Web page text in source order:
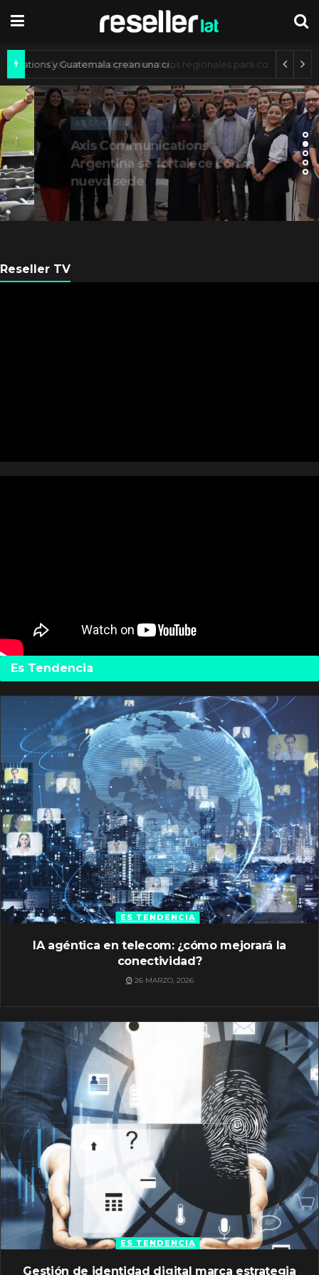
Axis Communications y Guatemala crean una ciudad inteligente
ARGENTINA
Axis Communications
Argentina se fortalece con
nueva sede
Reseller TV
Es Tendencia
ES TENDENCIA
IA agéntica en telecom: ¿cómo mejorará la
conectividad?
26 MARZO, 2026
ES TENDENCIA
Gestión de identidad digital marca estrategia